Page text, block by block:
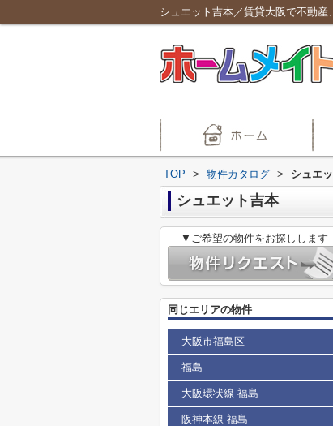
シュエット吉本／賃貸大阪で不動
TOP > 物件カタログ > シュエ
シュエット吉本
▼ご希望の物件をお探しします
同じエリアの物件
大阪市福島区
福島
大阪環状線 福島
阪神本線 福島